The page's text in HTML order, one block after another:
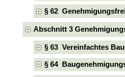
§ 62
Abschnitt 3
§ 63 Vereinfachtes
§ 64